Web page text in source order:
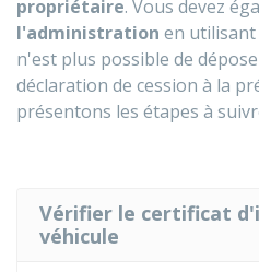
propriétaire. Vous devez
l'administration en utilisant
n'est plus possible de
déclaration de cession à la
présentons les étapes à
Vérifier le certificat
véhicule